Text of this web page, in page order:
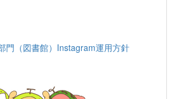
門（図書館）Instagram運用方針